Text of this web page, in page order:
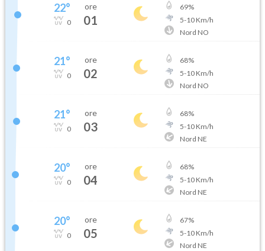
22°
0
ore
01
69%
5-10Km/h
Nord NO
21°
0
ore
02
68%
5-10Km/h
Nord NO
21°
0
ore
03
68%
5-10Km/h
Nord NE
20°
0
ore
04
68%
5-10Km/h
Nord NE
20°
0
ore
05
67%
5-10Km/h
Nord NE